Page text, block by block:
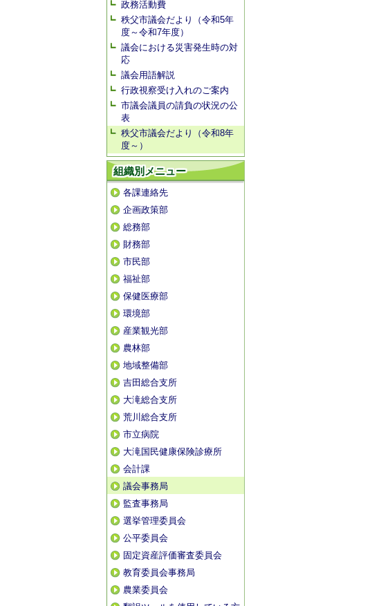
政務活動費
秩父市議会だより（令和5年
度～令和7年度）
議会における災害発生時の対
応
議会用語解説
行政視察受け入れのご案内
市議会議員の請負の状況の公
表
秩父市議会だより（令和8年
度～）
組織別メニュー
各課連絡先
企画政策部
総務部
財務部
市民部
福祉部
保健医療部
環境部
産業観光部
農林部
地域整備部
吉田総合支所
大滝総合支所
荒川総合支所
市立病院
大滝国民健康保険診療所
会計課
議会事務局
監査事務局
選挙管理委員会
公平委員会
固定資産評価審査委員会
教育委員会事務局
農業委員会